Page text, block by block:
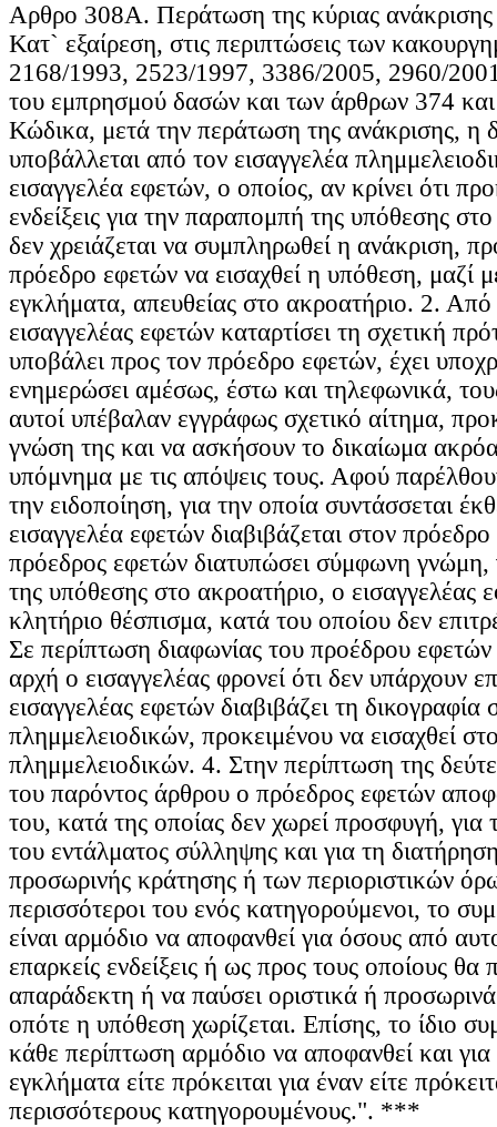
Αρθρο 308Α. Περάτωση της κύριας ανάκρισης
Κατ` εξαίρεση, στις περιπτώσεις των
2168/1993, 2523/1997, 3386/2005, 2960/
του εμπρησμού δασών και των άρθρων 374
Κώδικα, μετά την περάτωση της ανάκρισης, η
υποβάλλεται από τον εισαγγελέα
εισαγγελέα εφετών, ο οποίος, αν κρίνει ότι
ενδείξεις για την παραπομπή της υπόθεσης
δεν χρειάζεται να συμπληρωθεί η ανάκριση,
πρόεδρο εφετών να εισαχθεί η υπόθεση, μαζί
εγκλήματα, απευθείας στο ακροατήριο. 2.
εισαγγελέας εφετών καταρτίσει τη σχετική
υποβάλει προς τον πρόεδρο εφετών, έχει
ενημερώσει αμέσως, έστω και τηλεφωνικά,
αυτοί υπέβαλαν εγγράφως σχετικό αίτημα,
γνώση της και να ασκήσουν το δικαίωμα
υπόμνημα με τις απόψεις τους. Αφού
την ειδοποίηση, για την οποία συντάσσεται
εισαγγελέα εφετών διαβιβάζεται στον
πρόεδρος εφετών διατυπώσει σύμφωνη
της υπόθεσης στο ακροατήριο, ο εισαγγελέας
κλητήριο θέσπισμα, κατά του οποίου δεν
Σε περίπτωση διαφωνίας του προέδρου
αρχή ο εισαγγελέας φρονεί ότι δεν υπάρχουν
εισαγγελέας εφετών διαβιβάζει τη δικογραφία
πλημμελειοδικών, προκειμένου να εισαχθεί
πλημμελειοδικών. 4. Στην περίπτωση της
του παρόντος άρθρου ο πρόεδρος εφετών
του, κατά της οποίας δεν χωρεί προσφυγή, για
του εντάλματος σύλληψης και για τη
προσωρινής κράτησης ή των περιοριστικών
περισσότεροι του ενός κατηγορούμενοι, το
είναι αρμόδιο να αποφανθεί για όσους από
επαρκείς ενδείξεις ή ως προς τους οποίους θα
απαράδεκτη ή να παύσει οριστικά ή
οπότε η υπόθεση χωρίζεται. Επίσης, το ίδιο
κάθε περίπτωση αρμόδιο να αποφανθεί και
εγκλήματα είτε πρόκειται για έναν είτε
περισσότερους κατηγορουμένους.". ***